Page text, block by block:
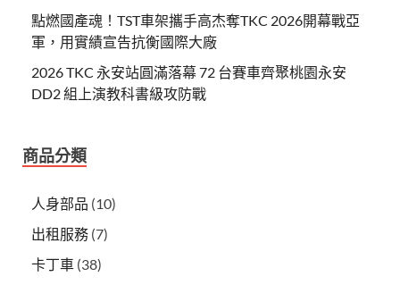
點燃國產魂！TST車架攜手高杰奪TKC 2026開幕戰亞
軍，用實績宣告抗衡國際大廠
2026 TKC 永安站圓滿落幕 72 台賽車齊聚桃園永安
DD2 組上演教科書級攻防戰
商品分類
人身部品 (10)
出租服務 (7)
卡丁車 (38)